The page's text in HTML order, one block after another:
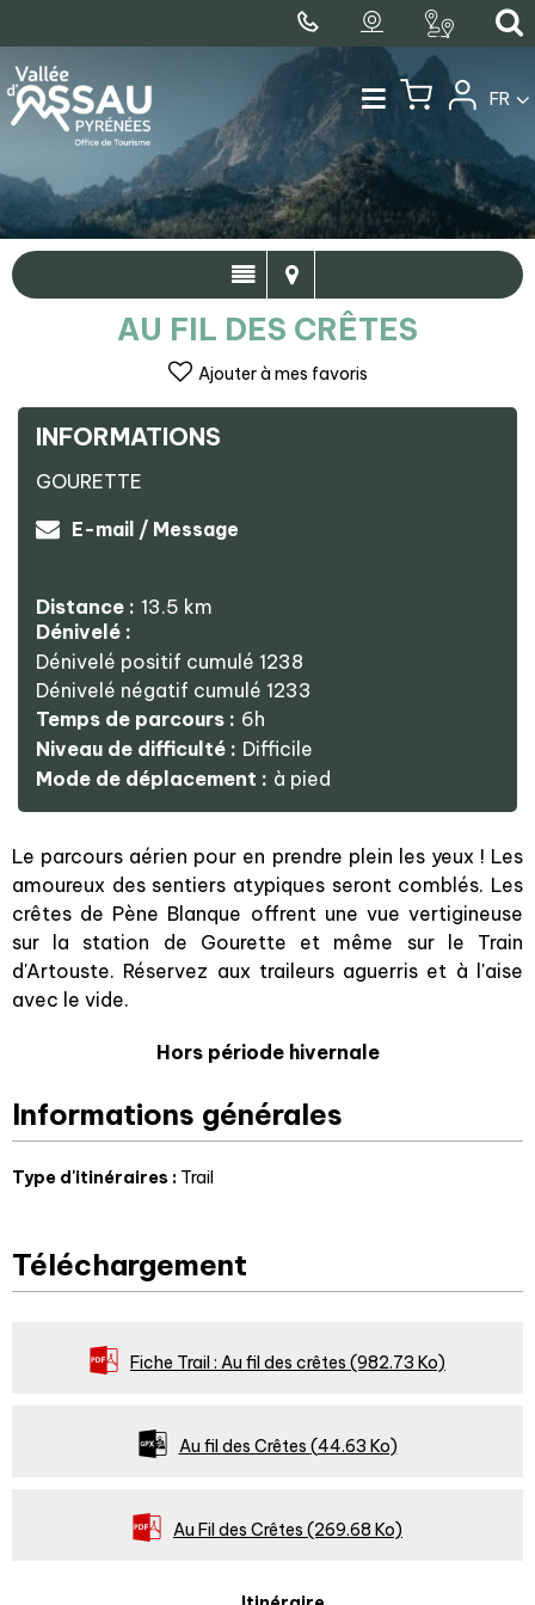
FR
AU FIL DES CRÊTES
Ajouter à mes favoris
INFORMATIONS
GOURETTE
E-mail / Message
Distance : 13.5 km
Dénivelé :
Dénivelé positif cumulé 1238
Dénivelé négatif cumulé 1233
Temps de parcours : 6h
Niveau de difficulté : Difficile
Mode de déplacement : à pied
Le parcours aérien pour en prendre plein les yeux ! Les
amoureux des sentiers atypiques seront comblés. Les
crêtes de Pène Blanque offrent une vue vertigineuse
sur la station de Gourette et même sur le Train
d'Artouste. Réservez aux traileurs aguerris et à l'aise
avec le vide.
Hors période hivernale
Informations générales
Type d'itinéraires : Trail
Téléchargement
Fiche Trail : Au fil des crêtes (982.73 Ko)
Au fil des Crêtes (44.63 Ko)
Au Fil des Crêtes (269.68 Ko)